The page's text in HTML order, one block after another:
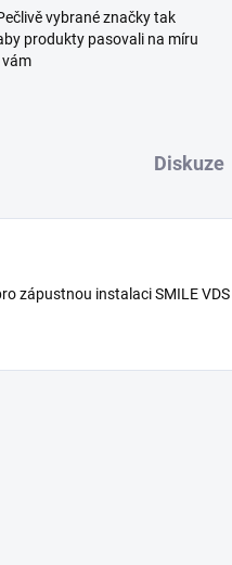
vybrané značky tak
produkty pasovali na míru
vám
Diskuze
zápustnou instalaci SMILE